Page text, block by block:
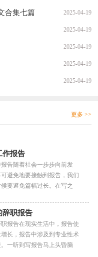
合集七篇 2025-04-19
2025-04-19
2025-04-19
2025-04-19
2025-04-19
更多 >>
作报告
告随着社会一步步向前发
避免地要接触到报告，我们
要避免篇幅过长。在写之
辞职报告
报告在现实生活中，报告使
长，报告中涉及到专业性术
一听到写报告马上头昏脑